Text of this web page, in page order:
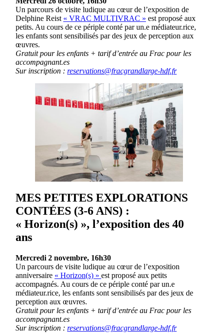
Un parcours de visite ludique au cœur de l’exposition de
Delphine Reist « VRAC MULTIVRAC » est proposé aux
petits. Au cours de ce périple conté par un.e médiateur.rice,
les enfants sont sensibilisés par des jeux de perception aux
œuvres.
Gratuit pour les enfants + tarif d’entrée au Frac pour les
accompagnant.es
Sur inscription : reservations@fracgrandlarge-hdf.fr
MES PETITES EXPLORATIONS
CONTÉES (3-6 ANS) :
« Horizon(s) », l’exposition des 40
ans
Mercredi 2 novembre, 16h30
Un parcours de visite ludique au cœur de l’exposition
anniversaire « Horizon(s) » est proposé aux petits
accompagnés. Au cours de ce périple conté par un.e
médiateur.rice, les enfants sont sensibilisés par des jeux de
perception aux œuvres.
Gratuit pour les enfants + tarif d’entrée au Frac pour les
accompagnant.es
Sur inscription : reservations@fracgrandlarge-hdf.fr